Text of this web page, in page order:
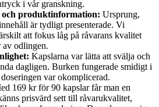
i vår granskning.
och produktinformation: Ursprung,
är tydligt presenterade. Vi
att fokus låg på råvarans kvalitet
odlingen.
Kapslarna var lätta att svälja och
dagligen. Burken fungerade smidigt i
var okomplicerad.
169 kr för 90 kapslar får man en
prisvärd sett till råvarukvalitet,